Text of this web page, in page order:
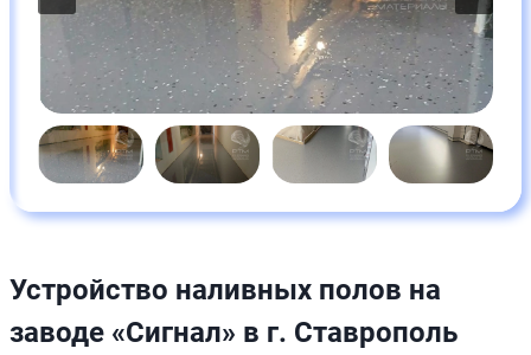
Устройство наливных полов на
заводе «Сигнал» в г. Ставрополь